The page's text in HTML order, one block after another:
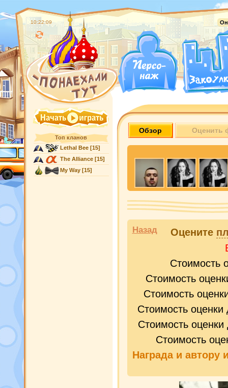
10:22:10
Топ кланов
Lethal Bee[15]
The Alliance[15]
My Way[15]
Обзор Оценить
Назад Оцените
Стоимость
Стоимость
Стоимость
Стоимость
Стоимость
Стоимость
Награда и автору